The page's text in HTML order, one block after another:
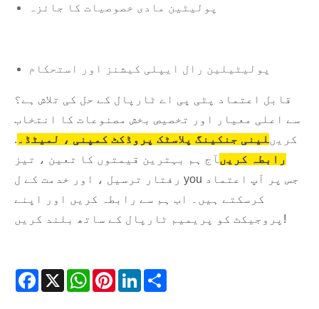
پولیٹین مادی خصوصیات کا جائزہ
پولیٹیلین رال ایپلی کیشنز اور استحکام
قابل اعتماد پٹی پی اے ٹارپال کے حل کی تلاش ہے؟
سے اعلی معیار اور تخصیص بخش مصنوعات کا انتخاب
کریںلینی جنکینگ پلاسٹک پروڈکٹ کمپنی ، لمیٹڈ۔ .
رابطہ کریں آج ہم بہترین قیمتوں کا تعین ، تیز
رفتار ترسیل ، اور خدمت کے ل you جس پر آپ اعتماد
کرسکتے ہیں۔ اب ہم سے رابطہ کریں اور اپنے
پروجیکٹ کو پریمیم ٹارپال کے ساتھ بلند کریں!
Facebook
X WhatsAppPinterestLinkedIn